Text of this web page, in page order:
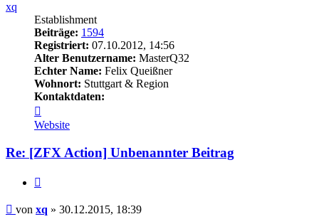
xq
Establishment
Beiträge: 1594
Registriert: 07.10.2012, 14:56
Alter Benutzername: MasterQ32
Echter Name: Felix Queißner
Wohnort: Stuttgart & Region
Kontaktdaten:
von
xq
Website
Re: [ZFX Action] Unbenannter Beitrag
Beitrag
von xq » 30.12.2015, 18:39